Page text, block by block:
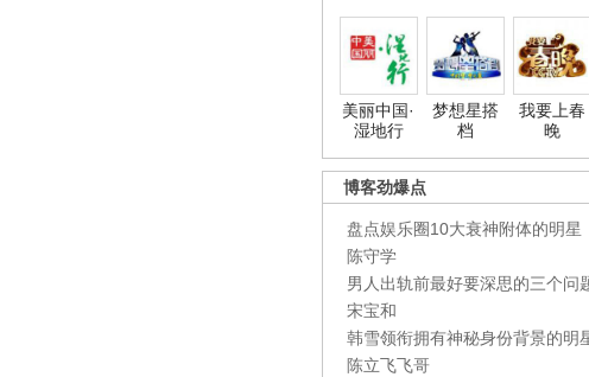
美丽中国·
湿地行
梦想星搭
档
我要上春
晚
博客劲爆点
盘点娱乐圈10大衰神附体的明星
陈守学
男人出轨前最好要深思的三个问
宋宝和
韩雪领衔拥有神秘身份背景的明
陈立飞飞哥